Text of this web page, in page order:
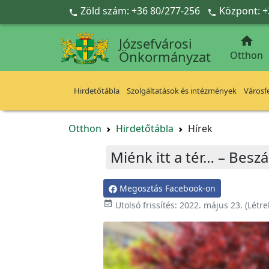
Ugrás a fő tartalomra
 Zöld szám: +36 80/277-256  Központ:
Józsefvárosi
Önkormányzat

Otthon
Hirdetőtábla Szolgáltatások és intézmények
Otthon Hirdetőtábla Hírek
Miénk itt a tér… –
Megosztás Facebook-on
 Utolsó frissítés: 2022. május 23.